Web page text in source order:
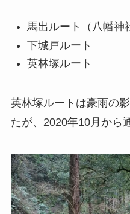
馬出ルート（八幡神
下城戸ルート
英林塚ルート
英林塚ルートは豪雨の
たが、2020年10月から